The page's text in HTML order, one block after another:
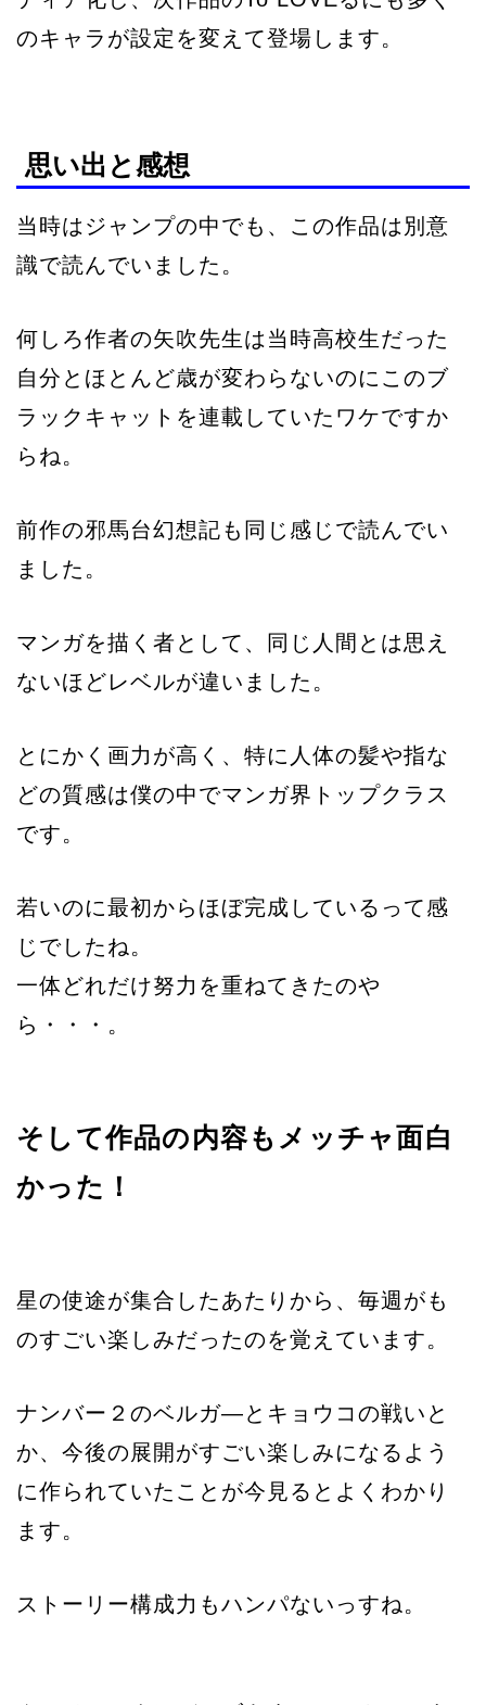
のキャラが設定を変えて登場します。
思い出と感想
当時はジャンプの中でも、この作品は別意
識で読んでいました。
何しろ作者の矢吹先生は当時高校生だった
自分とほとんど歳が変わらないのにこのブ
ラックキャットを連載していたワケですか
らね。
前作の邪馬台幻想記も同じ感じで読んでい
ました。
マンガを描く者として、同じ人間とは思え
ないほどレベルが違いました。
とにかく画力が高く、特に人体の髪や指な
どの質感は僕の中でマンガ界トップクラス
です。
若いのに最初からほぼ完成しているって感
じでしたね。
一体どれだけ努力を重ねてきたのや
ら・・・。
そして作品の内容もメッチャ面白
かった！
星の使途が集合したあたりから、毎週がも
のすごい楽しみだったのを覚えています。
ナンバー２のベルガ―とキョウコの戦いと
か、今後の展開がすごい楽しみになるよう
に作られていたことが今見るとよくわかり
ます。
ストーリー構成力もハンパないっすね。